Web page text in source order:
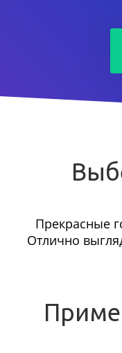
Прекрасные
Отлично